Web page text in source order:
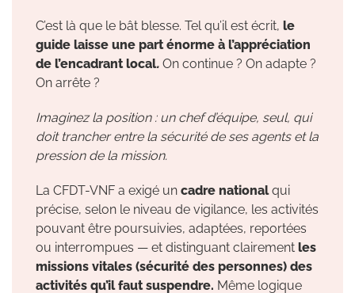
C’est là que le bât blesse. Tel qu’il est écrit, le
guide laisse une part énorme à l’appréciation
de l’encadrant local. On continue ? On adapte ?
On arrête ?
Imaginez la position : un chef d’équipe, seul, qui
doit trancher entre la sécurité de ses agents et la
pression de la mission.
La CFDT-VNF a exigé un cadre nationalqui
précise, selon le niveau de vigilance, les activités
pouvant être poursuivies, adaptées, reportées
ou interrompues — et distinguant clairement les
missions vitales (sécurité des personnes) des
activités qu’il faut suspendre. Même logique